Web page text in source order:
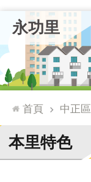
網
站
台
通
臺
北
市
永功里
首頁 中正區
本里特色